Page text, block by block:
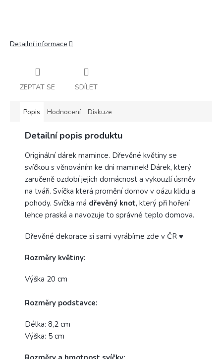
Detailní informace
ZEPTAT SE SDÍLET
Popis Hodnocení Diskuze
Detailní popis produktu
Originální dárek mamince. Dřevěné květiny se
svíčkou s věnováním ke dni maminek! Dárek, který
zaručeně ozdobí jejich domácnost a vykouzlí úsměv
na tváři. Svíčka která promění domov v oázu klidu a
pohody. Svíčka má dřevěný knot, který při hoření
lehce praská a navozuje to správné teplo domova.
Dřevěné dekorace si sami vyrábíme zde v ČR ♥
Rozměry květiny:
Výška 20 cm
Rozměry podstavce:
Délka: 8,2 cm
Výška: 5 cm